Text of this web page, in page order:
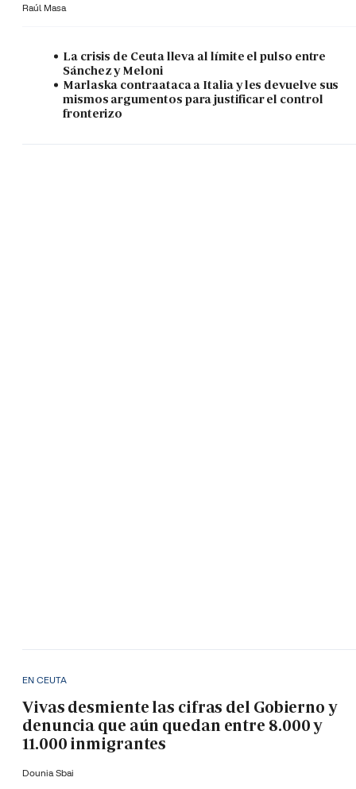
Raúl Masa
La crisis de Ceuta lleva al límite el pulso entre
Sánchez y Meloni
Marlaska contraataca a Italia y les devuelve sus
mismos argumentos para justificar el control
fronterizo
EN CEUTA
Vivas desmiente las cifras del Gobierno y
denuncia que aún quedan entre 8.000 y
11.000 inmigrantes
Dounia Sbai